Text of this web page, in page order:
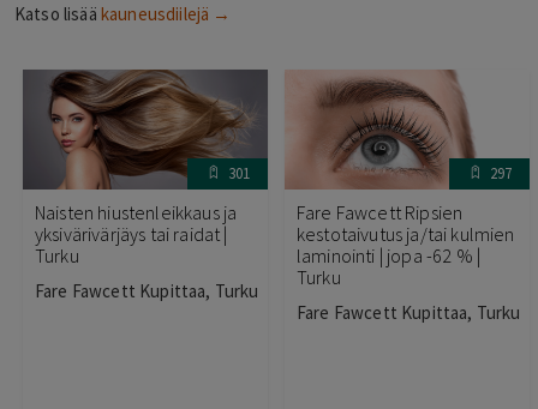
Katso lisää kauneusdiilejä →
301
Naisten hiustenleikkaus ja
yksivärivärjäys tai raidat |
Turku
Fare Fawcett Kupittaa, Turku
297
Fare Fawcett Ripsien
kestotaivutus ja/tai kulmien
laminointi | jopa -62 % |
Turku
Fare Fawcett Kupittaa, Turku